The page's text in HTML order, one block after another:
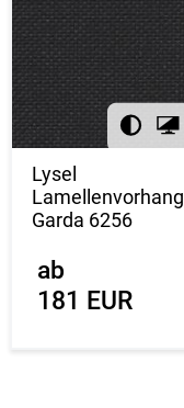
Lysel
Lamellenvorhang
Garda 6256
ab
181 EUR